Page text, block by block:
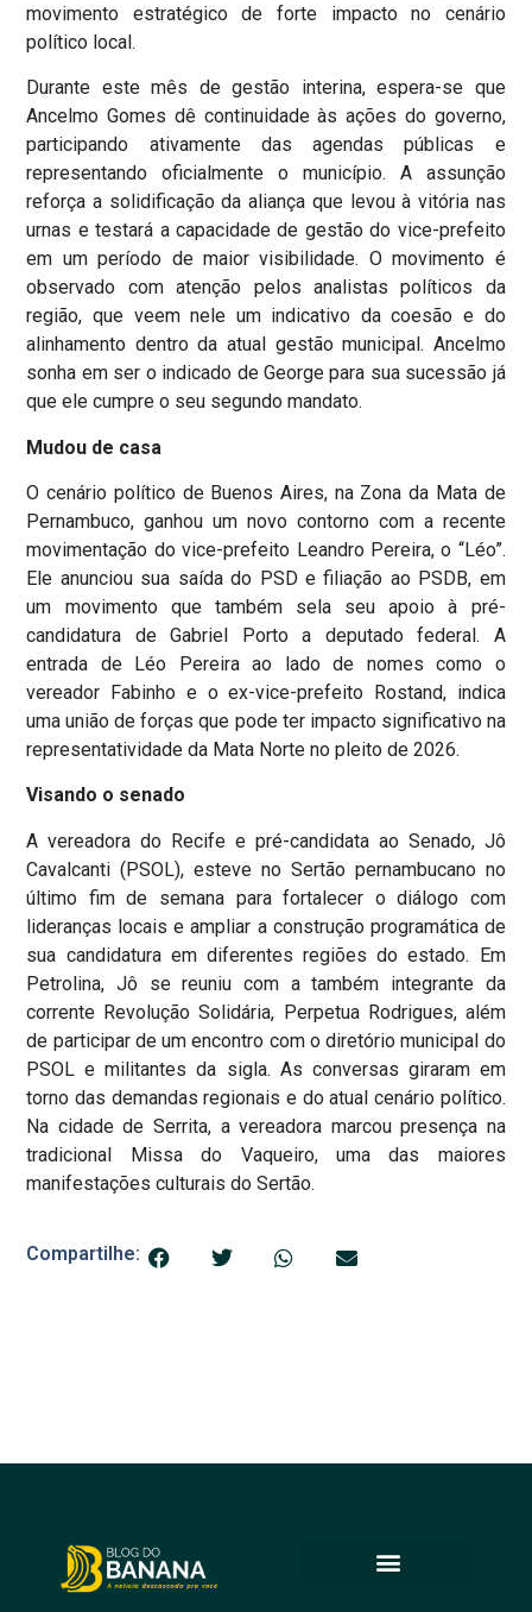
movimento estratégico de forte impacto no cenário
político local.
Durante este mês de gestão interina, espera-se que
Ancelmo Gomes dê continuidade às ações do governo,
participando ativamente das agendas públicas e
representando oficialmente o município. A assunção
reforça a solidificação da aliança que levou à vitória nas
urnas e testará a capacidade de gestão do vice-prefeito
em um período de maior visibilidade. O movimento é
observado com atenção pelos analistas políticos da
região, que veem nele um indicativo da coesão e do
alinhamento dentro da atual gestão municipal. Ancelmo
sonha em ser o indicado de George para sua sucessão já
que ele cumpre o seu segundo mandato.
Mudou de casa
O cenário político de Buenos Aires, na Zona da Mata de
Pernambuco, ganhou um novo contorno com a recente
movimentação do vice-prefeito Leandro Pereira, o “Léo”.
Ele anunciou sua saída do PSD e filiação ao PSDB, em
um movimento que também sela seu apoio à pré-
candidatura de Gabriel Porto a deputado federal. A
entrada de Léo Pereira ao lado de nomes como o
vereador Fabinho e o ex-vice-prefeito Rostand, indica
uma união de forças que pode ter impacto significativo na
representatividade da Mata Norte no pleito de 2026.
Visando o senado
A vereadora do Recife e pré-candidata ao Senado, Jô
Cavalcanti (PSOL), esteve no Sertão pernambucano no
último fim de semana para fortalecer o diálogo com
lideranças locais e ampliar a construção programática de
sua candidatura em diferentes regiões do estado. Em
Petrolina, Jô se reuniu com a também integrante da
corrente Revolução Solidária, Perpetua Rodrigues, além
de participar de um encontro com o diretório municipal do
PSOL e militantes da sigla. As conversas giraram em
torno das demandas regionais e do atual cenário político.
Na cidade de Serrita, a vereadora marcou presença na
tradicional Missa do Vaqueiro, uma das maiores
manifestações culturais do Sertão.
Compartilhe: